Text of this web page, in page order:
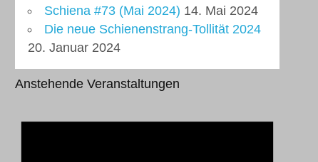
Schiena #73 (Mai 2024) 14. Mai 2024
Die neue Schienenstrang-Tollität 2024
20. Januar 2024
Anstehende Veranstaltungen